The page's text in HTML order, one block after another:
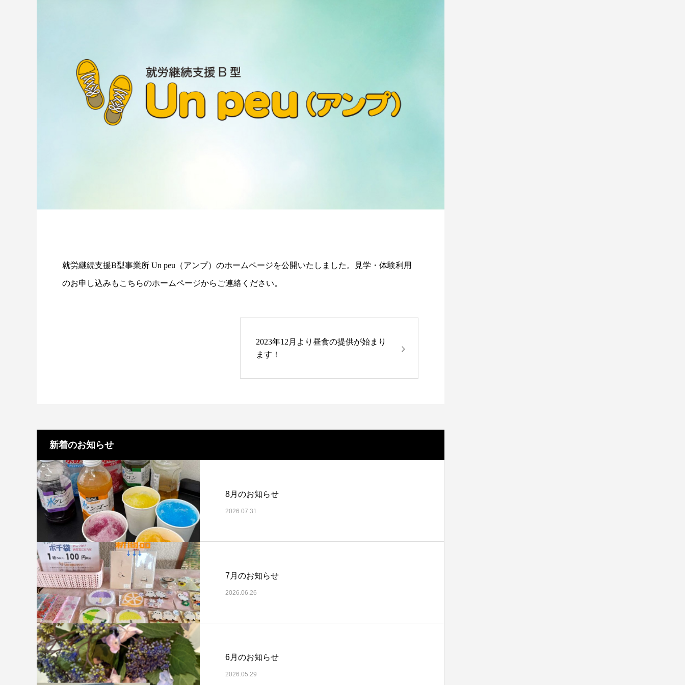
就労継続支援B型事業所 Un peu（アンプ）のホームページを公開いたしました。見学・体験利用
のお申し込みもこちらのホームページからご連絡ください。
2023年12月より昼食の提供が始まり
ます！
新着のお知らせ
8月のお知らせ
2026.07.31
7月のお知らせ
2026.06.26
6月のお知らせ
2026.05.29